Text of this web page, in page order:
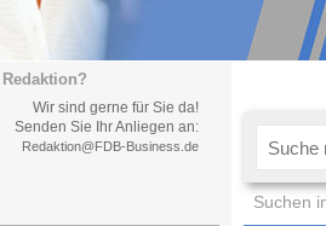
Wir sind gerne für Sie da!
Senden Sie Ihr Anliegen an:
Redaktion@FDB-Business.de
Suchen